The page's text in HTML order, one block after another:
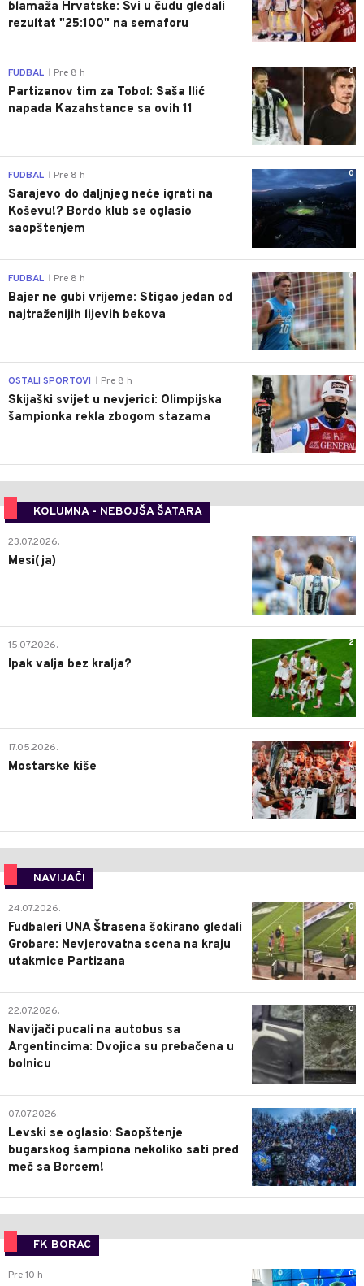
blamaža Hrvatske: Svi u čudu gledali
rezultat "25:100" na semaforu
0
FUDBAL Pre 8 h
Partizanov tim za Tobol: Saša Ilić
napada Kazahstance sa ovih 11
0
FUDBAL Pre 8 h
Sarajevo do daljnjeg neće igrati na
Koševu!? Bordo klub se oglasio
saopštenjem
0
FUDBAL Pre 8 h
Bajer ne gubi vrijeme: Stigao jedan od
najtraženijih lijevih bekova
0
OSTALI SPORTOVI Pre 8 h
Skijaški svijet u nevjerici: Olimpijska
šampionka rekla zbogom stazama
KOLUMNA - NEBOJŠA ŠATARA
0
23.07.2026.
Mesi(ja)
2
15.07.2026.
Ipak valja bez kralja?
0
17.05.2026.
Mostarske kiše
NAVIJAČI
0
24.07.2026.
Fudbaleri UNA Štrasena šokirano gledali
Grobare: Nevjerovatna scena na kraju
utakmice Partizana
0
22.07.2026.
Navijači pucali na autobus sa
Argentincima: Dvojica su prebačena u
bolnicu
1
07.07.2026.
Levski se oglasio: Saopštenje
bugarskog šampiona nekoliko sati pred
meč sa Borcem!
FK BORAC
0
Pre 10 h